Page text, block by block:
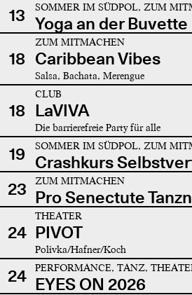
13 SOMMER IM SÜDPOL, ZUM
Yoga an der Buvette
18
ZUM MITMACHEN
Caribbean Vibes
Salsa, Bachata, Merengue
18
CLUB
LaVIVA
Die barrierefreie Party für alle
19 SOMMER IM SÜDPOL, ZUM
Crashkurs
23
ZUM MITMACHEN
Pro Senectute
24
THEATER
PIVOT
Polivka/Hafner/Koch
24 PERFORMANCE, TANZ,
EYES ON 2026